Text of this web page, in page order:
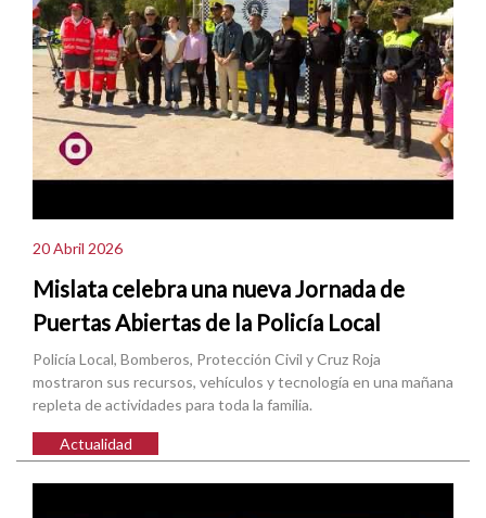
20 Abril 2026
Mislata celebra una nueva Jornada de
Puertas Abiertas de la Policía Local
Policía Local, Bomberos, Protección Civil y Cruz Roja
mostraron sus recursos, vehículos y tecnología en una mañana
repleta de actividades para toda la familia.
Actualidad